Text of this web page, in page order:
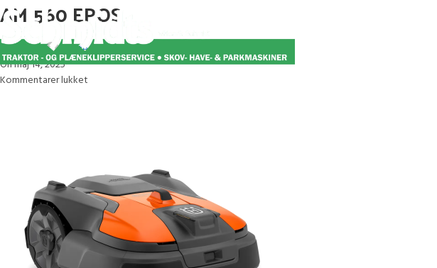
AM 560 EPOS
Posted by
Mette
On maj 14, 2025
Kommentarer lukket